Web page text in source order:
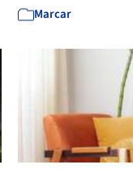
Marcar